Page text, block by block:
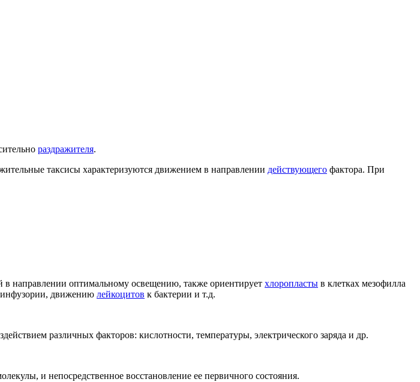
раздражителя.
таксисы характеризуются движением в направлении действующего фактора. При
направлении оптимальному освещению, также ориентирует хлоропласты в клетках мезофилла
инфузории, движению лейкоцитов к бактерии и т.д.
различных факторов: кислотности, температуры, электрического заряда и др.
и непосредственное восстановление ее первичного состояния.